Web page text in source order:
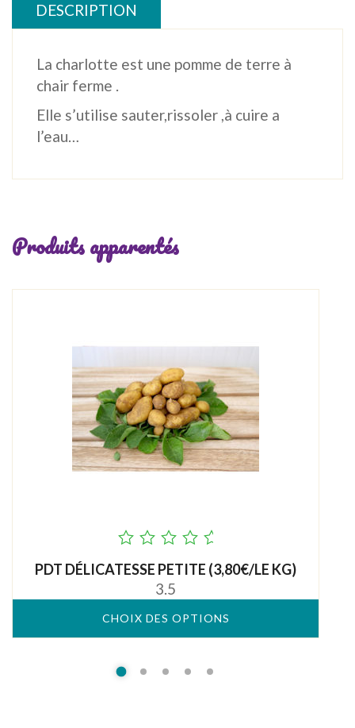
DESCRIPTION
La charlotte est une pomme de terre à
chair ferme .
Elle s’utilise sauter,rissoler ,à cuire a
l’eau…
Produits apparentés
out
of
PDT DÉLICATESSE PETITE (3,80€/LE KG)
3.5
CHOIX DES OPTIONS